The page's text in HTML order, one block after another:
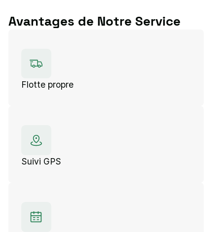
Avantages de Notre Service
Flotte propre
Suivi GPS